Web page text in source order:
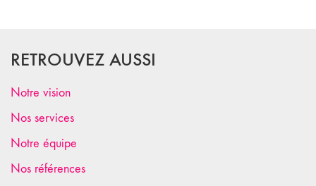
RETROUVEZ AUSSI
Notre vision
Nos services
Notre équipe
Nos références